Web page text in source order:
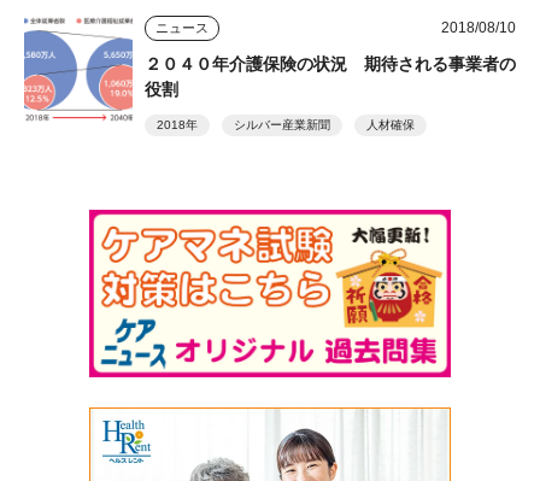
ニュース 2018/08/10
２０４０年介護保険の状況 期待される事業者の
役割
2018年 シルバー産業新聞 人材確保